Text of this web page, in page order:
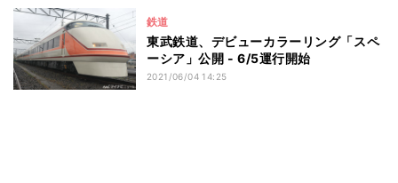
鉄道
東武鉄道、デビューカラーリング「スペ
ーシア」公開 - 6/5運行開始
2021/06/04 14:25